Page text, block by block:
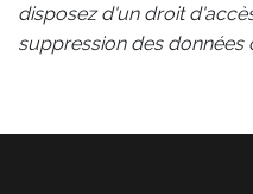
disposez d'un droit
suppression des données